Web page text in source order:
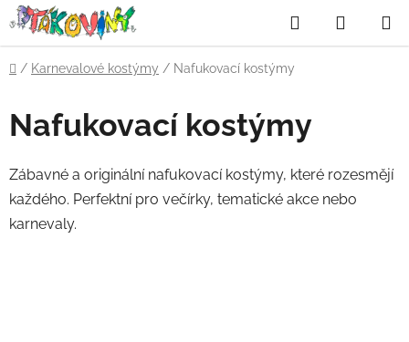
Přejít
na
obsah
Hledat
KOŠÍK
Domů
/ Karnevalové kostýmy / Nafukovací kostýmy
Nafukovací kostýmy
Zábavné a originální nafukovací kostýmy, které rozesmějí
každého. Perfektní pro večírky, tematické akce nebo
karnevaly.